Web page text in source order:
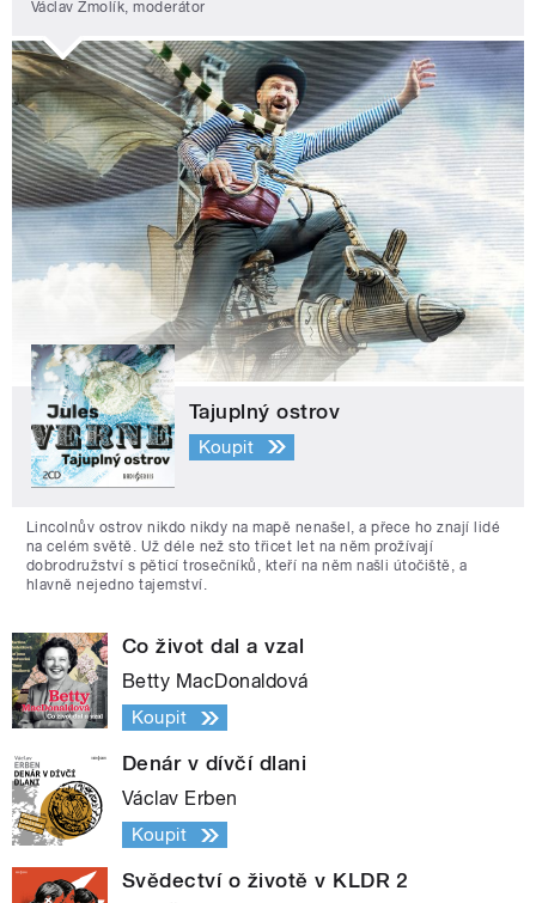
Václav Žmolík, moderátor
Tajuplný ostrov
Koupit
Lincolnův ostrov nikdo nikdy na mapě nenašel, a přece ho znají lidé
na celém světě. Už déle než sto třicet let na něm prožívají
dobrodružství s pěticí trosečníků, kteří na něm našli útočiště, a
hlavně nejedno tajemství.
Co život dal a vzal
Betty MacDonaldová
Koupit
Denár v dívčí dlani
Václav Erben
Koupit
Svědectví o životě v KLDR 2